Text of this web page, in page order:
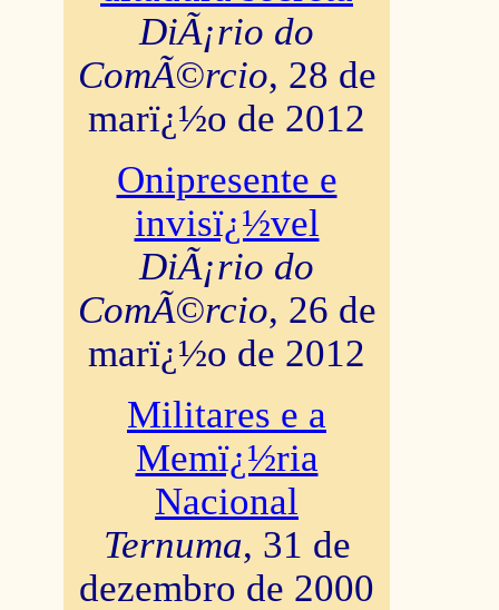
DiÃ¡rio do
ComÃ©rcio, 28 de
marï¿½o de 2012
Onipresente e
invisï¿½vel
DiÃ¡rio do
ComÃ©rcio, 26 de
marï¿½o de 2012
Militares e a
Memï¿½ria
Nacional
Ternuma, 31 de
dezembro de 2000